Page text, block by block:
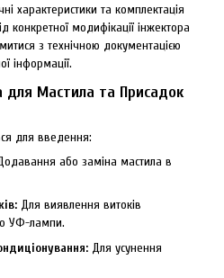
характеристики та комплектація
конкретної модифікації інжектора
з технічною документацією
інформації.
для Мастила та Присадок
для введення:
або заміна мастила в
Для виявлення витоків
УФ-лампи.
Для усунення